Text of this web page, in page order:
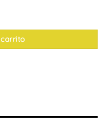
Nogal) cantidad